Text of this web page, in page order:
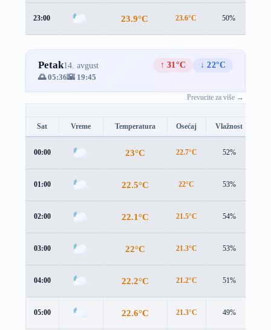
23:00 23.9°C 23.6°C 50%
Petak14. avgust ↑ 31°C
↓ 22°C
🌅 05:36🌇 19:45
Prevucite za više →
Sat Vreme Temperatura Osećaj Vlažnost
00:00 23°C 22.7°C 52%
01:00 22.5°C 22°C 53%
02:00 22.1°C 21.5°C 54%
03:00 22°C 21.3°C 53%
04:00 22.2°C 21.2°C 51%
05:00 22.6°C 21.3°C 49%